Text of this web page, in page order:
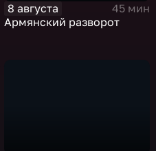
8 августа
45 мин
Армянский разворот